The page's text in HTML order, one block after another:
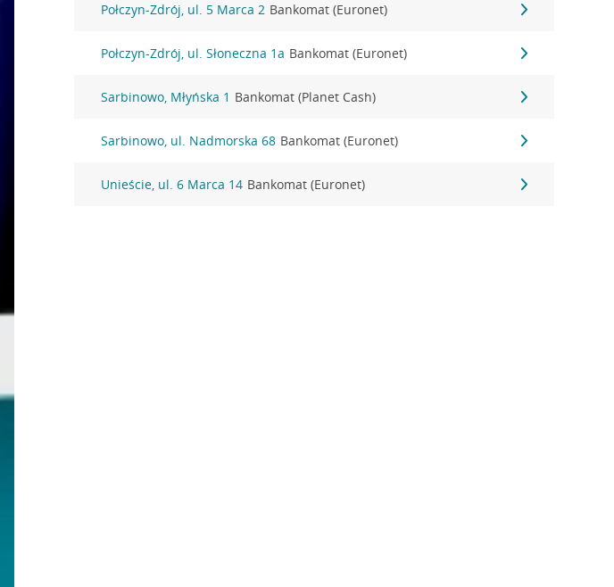
Połczyn-Zdrój, ul. 5 Marca 2 Bankomat (Euronet)
Połczyn-Zdrój, ul. Słoneczna 1a Bankomat (Euronet)
Sarbinowo, Młyńska 1 Bankomat (Planet Cash)
Sarbinowo, ul. Nadmorska 68 Bankomat (Euronet)
Unieście, ul. 6 Marca 14 Bankomat (Euronet)